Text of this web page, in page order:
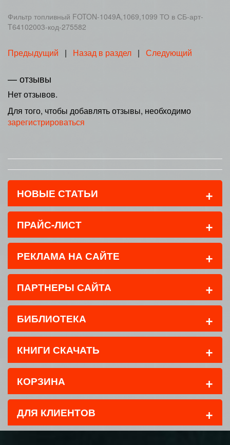
Фильтр топливный FOTON-1049A,1069,1099 ТО в СБ-арт-
T64102003-код-275582
Предыдущий | Назад в раздел | Следующий
— отзывы
Нет отзывов.
Для того, чтобы добавлять отзывы, необходимо
зарегистрироваться
НОВЫЕ СТАТЬИ +
ПРАЙС-ЛИСТ +
РЕКЛАМА НА САЙТЕ +
ПАРТНЕРЫ САЙТА +
БИБЛИОТЕКА +
КНИГИ СКАЧАТЬ +
КОРЗИНА +
ДЛЯ КЛИЕНТОВ +